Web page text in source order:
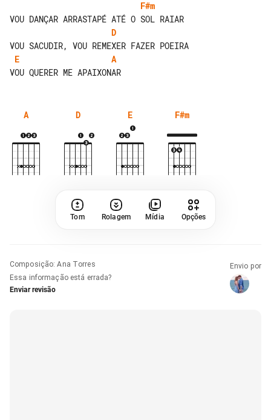
F#m
D
E
A
A D E F#m
Tom Rolagem Mídia Opções
Composição:Ana Torres
Essa informação está errada?
Enviar revisão
Envio por